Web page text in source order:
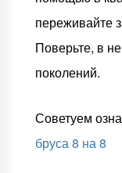
переживайте
Поверьте, в
поколений.
Советуем
бруса 8 на 8